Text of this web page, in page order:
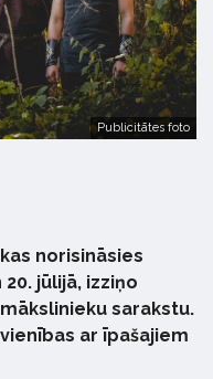
Publicitātes foto
norisināsies
20. jūlijā, izziņo
sarakstu.
ar īpašajiem